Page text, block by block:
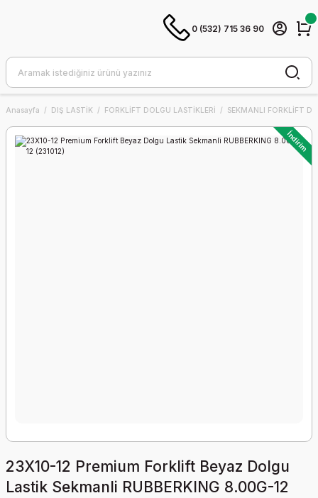
0 (532) 715 36 90
Anasayfa DIŞ LASTİK FORKLİFT DOLGU LASTİKLERİ SEKMANLI FORKLİFT
İndirim
23X10-12 Premium Forklift Beyaz Dolgu
Lastik Sekmanli RUBBERKING 8.00G-12